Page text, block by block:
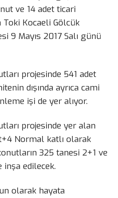
ve 14 adet ticari
Kocaeli Gölcük
9 Mayıs 2017 Salı günü
projesinde 541 adet
dışında ayrıca cami
işi de yer alıyor.
projesinde yer alan
Normal katlı olarak
325 tanesi 2+1 ve
inşa edilecek.
olarak hayata